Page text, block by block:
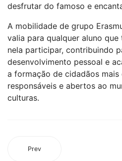
desfrutar do famoso e
A mobilidade de grupo
valia para qualquer aluno
nela participar, contribuindo
desenvolvimento pessoal e
a formação de cidadãos mais
responsáveis e abertos ao
culturas.
Prev